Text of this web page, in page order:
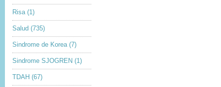
Risa (1)
Salud (735)
Sindrome de Korea (7)
Sindrome SJOGREN (1)
TDAH (67)